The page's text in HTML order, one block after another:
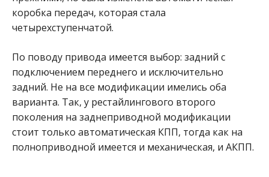
коробка передач, которая стала
четырехступенчатой.
По поводу привода имеется выбор: задний с
подключением переднего и исключительно
задний. Не на все модификации имелись оба
варианта. Так, у рестайлингового второго
поколения на заднеприводной модификации
стоит только автоматическая КПП, тогда как на
полноприводной имеется и механическая, и АКПП.